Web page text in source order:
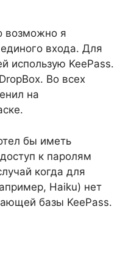
возможно я
входа. Для
использую KeePass.
Во всех
на
бы иметь
к паролям
когда для
Haiku) нет
базы KeePass.